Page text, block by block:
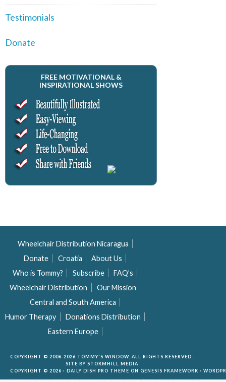
Testimonials
Donate
FREE MOTIVATIONAL &
INSPIRATIONAL SHOWS
Wheelchair Distribution Nicaragua
Donate
Croatia
About Us
Who is Tommy?
Subscribe
FAQ’s
Wheelchair Distribution
Our Mission
Central and South America
Humor Therapy
Donations Distribution
Eastern Europe
COPYRIGHT © 2006-2026 TOMMY'S WINDOW. ALL RIGHTS RESERVED.
SITE BY STORMHILL MEDIA
COPYRIGHT © 2026 · DAILY DISH PRO THEME ON GENESIS FRAMEWORK ·